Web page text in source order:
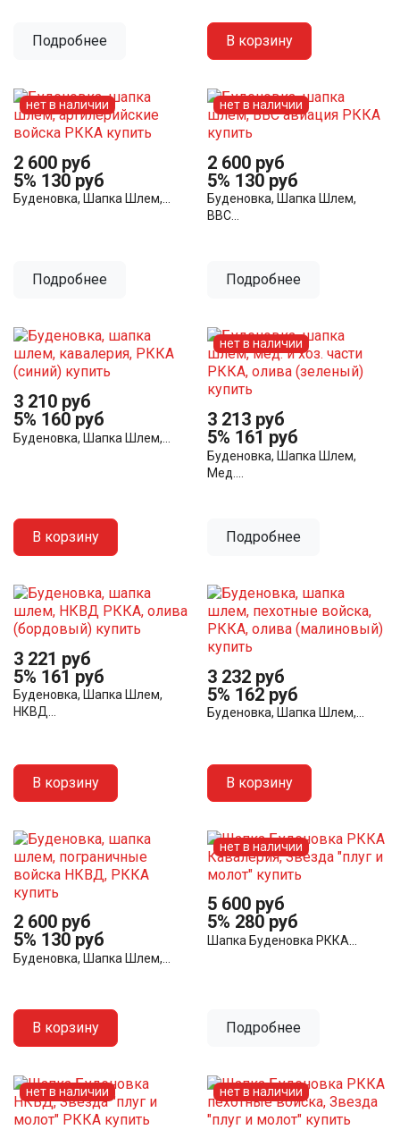
Подробнее В корзину
2 600 руб
5% 130 руб
Буденовка, Шапка Шлем,...
Подробнее
нет в наличии
2 600 руб
5% 130 руб
Буденовка, Шапка Шлем,
ВВС...
Подробнее
нет в наличии
3 210 руб
5% 160 руб
Буденовка, Шапка Шлем,...
В корзину
3 213 руб
5% 161 руб
Буденовка, Шапка Шлем,
Мед....
Подробнее
нет в наличии
3 221 руб
5% 161 руб
Буденовка, Шапка Шлем,
НКВД...
В корзину
3 232 руб
5% 162 руб
Буденовка, Шапка Шлем,...
В корзину
2 600 руб
5% 130 руб
Буденовка, Шапка Шлем,...
В корзину
5 600 руб
5% 280 руб
Шапка Буденовка РККА...
Подробнее
нет в наличии
нет в наличии нет в наличии